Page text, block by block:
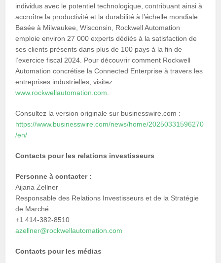
individus avec le potentiel technologique, contribuant ainsi à
accroître la productivité et la durabilité à l’échelle mondiale.
Basée à Milwaukee, Wisconsin, Rockwell Automation
emploie environ 27 000 experts dédiés à la satisfaction de
ses clients présents dans plus de 100 pays à la fin de
l’exercice fiscal 2024. Pour découvrir comment Rockwell
Automation concrétise la Connected Enterprise à travers les
entreprises industrielles, visitez
www.rockwellautomation.com.
Consultez la version originale sur businesswire.com :
https://www.businesswire.com/news/home/20250331596270
/en/
Contacts pour les relations investisseurs
Personne à contacter :
Aijana Zellner
Responsable des Relations Investisseurs et de la Stratégie
de Marché
+1 414-382-8510
azellner@rockwellautomation.com
Contacts pour les médias